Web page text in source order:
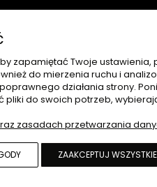
ZWROTY
zapamiętać Twoje
do mierzenia ruchu i
działania strony.
do swoich potrzeb,
zasadach przetwarzania
ZAAKCEPTUJ WSZYSTKIE